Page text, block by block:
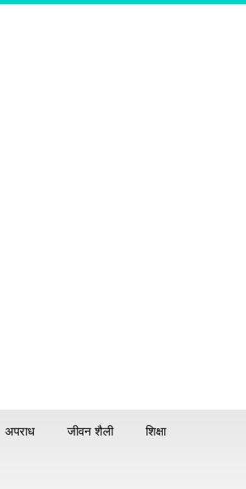
अपराध जीवन शैली शिक्षा